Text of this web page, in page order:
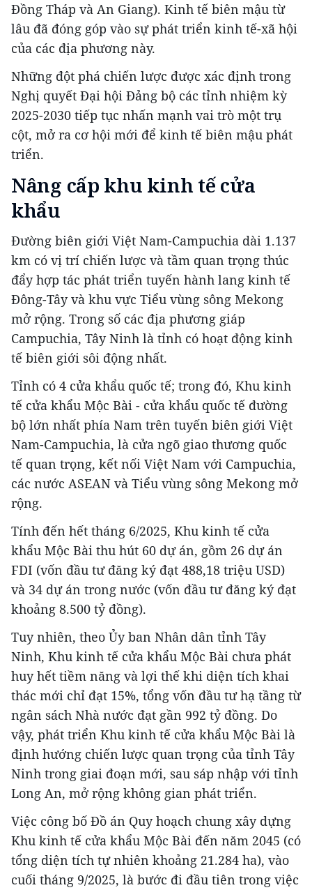
Đồng Tháp và An Giang). Kinh tế biên mậu từ
lâu đã đóng góp vào sự phát triển kinh tế-xã hội
của các địa phương này.
Những đột phá chiến lược được xác định trong
Nghị quyết Đại hội Đảng bộ các tỉnh nhiệm kỳ
2025-2030 tiếp tục nhấn mạnh vai trò một trụ
cột, mở ra cơ hội mới để kinh tế biên mậu phát
triển.
Nâng cấp khu kinh tế cửa
khẩu
Đường biên giới Việt Nam-Campuchia dài 1.137
km có vị trí chiến lược và tầm quan trọng thúc
đẩy hợp tác phát triển tuyến hành lang kinh tế
Đông-Tây và khu vực Tiểu vùng sông Mekong
mở rộng. Trong số các địa phương giáp
Campuchia, Tây Ninh là tỉnh có hoạt động kinh
tế biên giới sôi động nhất.
Tỉnh có 4 cửa khẩu quốc tế; trong đó, Khu kinh
tế cửa khẩu Mộc Bài - cửa khẩu quốc tế đường
bộ lớn nhất phía Nam trên tuyến biên giới Việt
Nam-Campuchia, là cửa ngõ giao thương quốc
tế quan trọng, kết nối Việt Nam với Campuchia,
các nước ASEAN và Tiểu vùng sông Mekong mở
rộng.
Tính đến hết tháng 6/2025, Khu kinh tế cửa
khẩu Mộc Bài thu hút 60 dự án, gồm 26 dự án
FDI (vốn đầu tư đăng ký đạt 488,18 triệu USD)
và 34 dự án trong nước (vốn đầu tư đăng ký đạt
khoảng 8.500 tỷ đồng).
Tuy nhiên, theo Ủy ban Nhân dân tỉnh Tây
Ninh, Khu kinh tế cửa khẩu Mộc Bài chưa phát
huy hết tiềm năng và lợi thế khi diện tích khai
thác mới chỉ đạt 15%, tổng vốn đầu tư hạ tầng từ
ngân sách Nhà nước đạt gần 992 tỷ đồng. Do
vậy, phát triển Khu kinh tế cửa khẩu Mộc Bài là
định hướng chiến lược quan trọng của tỉnh Tây
Ninh trong giai đoạn mới, sau sáp nhập với tỉnh
Long An, mở rộng không gian phát triển.
Việc công bố Đồ án Quy hoạch chung xây dựng
Khu kinh tế cửa khẩu Mộc Bài đến năm 2045 (có
tổng diện tích tự nhiên khoảng 21.284 ha), vào
cuối tháng 9/2025, là bước đi đầu tiên trong việc